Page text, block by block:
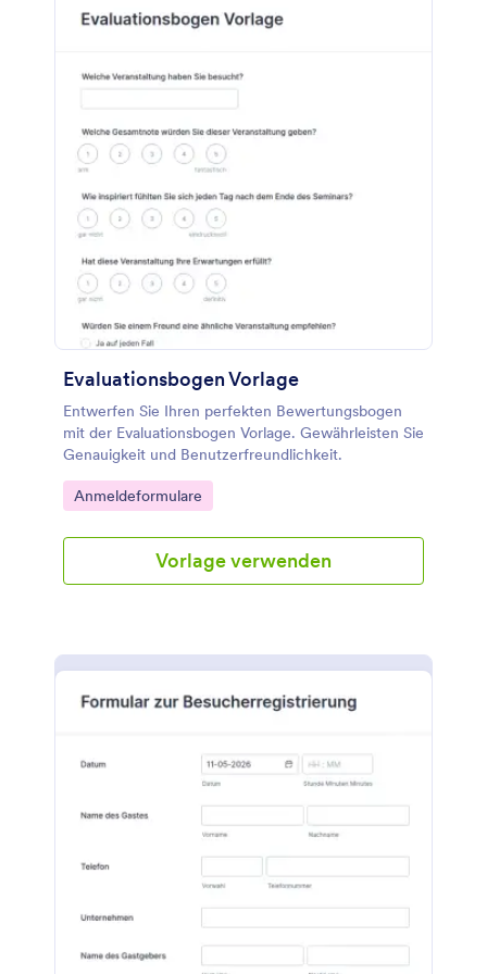
an, der keine Programmierkenntnisse erfordert und
einfach per Drag & Drop zu bedienen ist. Fügen Sie
oder fügen Sie ein Hintergrundbild hinzu, das zu
Informationen zu erfassen: Nutzen Sie die über 100
Integrationen von Jotform, um eine Verbindung zu
Salesforce AppExchange verfügbar), Stripe, PayPal,
Dropbox und mehr herzustellen.
Evaluationsbogen Vorlage
Entwerfen Sie Ihren perfekten Bewertungsbogen
mit der Evaluationsbogen Vorlage. Gewährleisten Sie
Genauigkeit und Benutzerfreundlichkeit.
Go to Category:
Anmeldeformulare
Vorlage verwenden